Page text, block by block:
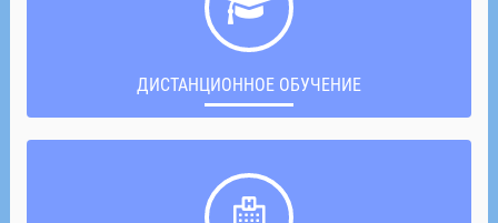
ДИСТАНЦИОННОЕ ОБУЧЕНИЕ